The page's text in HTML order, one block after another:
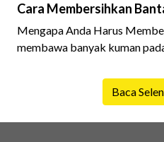
Cara Membersihkan
Mengapa Anda Harus
membawa banyak kuman
merembes melalui kain dan
pengisi. Kuman paling umum
Baca